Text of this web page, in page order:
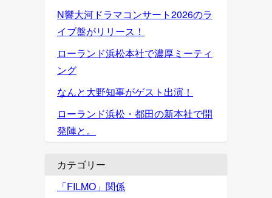
N響大河ドラマコンサート2026のラ
イブ盤がリリース！
ローランド浜松本社で濃厚ミーティ
ング
なんと大野知事がゲスト出演！
ローランド浜松・都田の新本社で開
発陣と。
カテゴリー
「FILMO」関係